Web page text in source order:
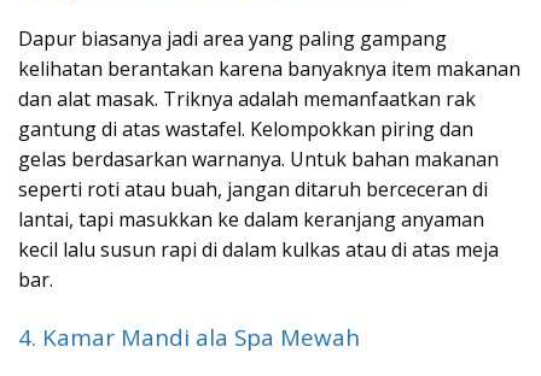
Dapur biasanya jadi area yang paling gampang
kelihatan berantakan karena banyaknya item makanan
dan alat masak. Triknya adalah memanfaatkan rak
gantung di atas wastafel. Kelompokkan piring dan
gelas berdasarkan warnanya. Untuk bahan makanan
seperti roti atau buah, jangan ditaruh berceceran di
lantai, tapi masukkan ke dalam keranjang anyaman
kecil lalu susun rapi di dalam kulkas atau di atas meja
bar.
4. Kamar Mandi ala Spa Mewah